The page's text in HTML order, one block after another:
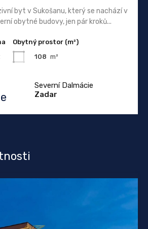
byt v Sukošanu, který se nachází v
obytné budovy, jen pár kroků...
Obytný prostor (m²)
108 m²
Severní Dalmácie
Zadar